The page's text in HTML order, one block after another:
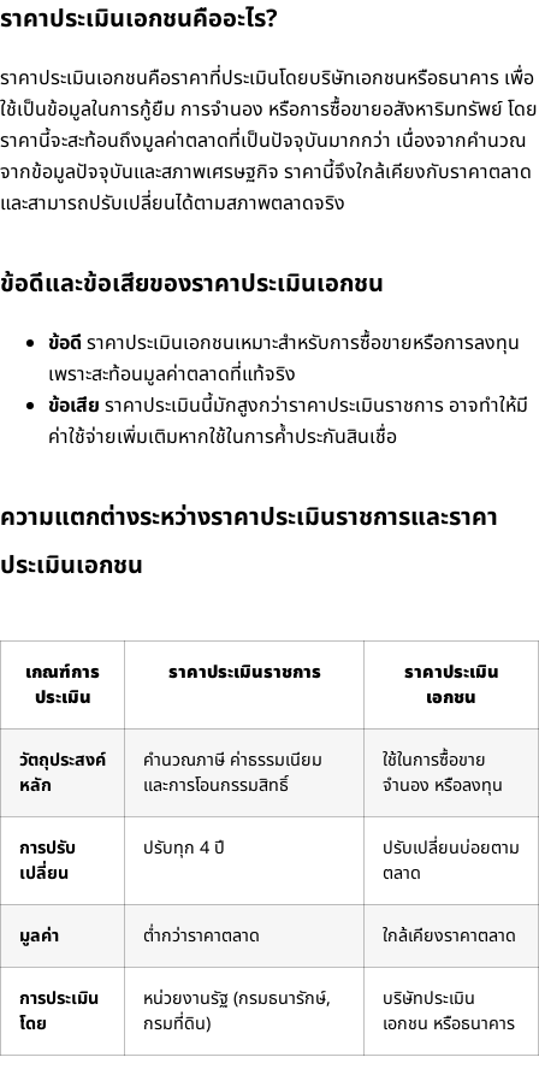
ราคาประเมินเอกชนคืออะไร?
ราคาประเมินเอกชนคือราคาที่ประเมินโดยบริษัทเอกชนหรือธนาคาร เพื่อ
ใช้เป็นข้อมูลในการกู้ยืม การจำนอง หรือการซื้อขายอสังหาริมทรัพย์ โดย
ราคานี้จะสะท้อนถึงมูลค่าตลาดที่เป็นปัจจุบันมากกว่า เนื่องจากคำนวณ
จากข้อมูลปัจจุบันและสภาพเศรษฐกิจ ราคานี้จึงใกล้เคียงกับราคาตลาด
และสามารถปรับเปลี่ยนได้ตามสภาพตลาดจริง
ข้อดีและข้อเสียของราคาประเมินเอกชน
ข้อดี ราคาประเมินเอกชนเหมาะสำหรับการซื้อขายหรือการลงทุน
เพราะสะท้อนมูลค่าตลาดที่แท้จริง
ข้อเสีย ราคาประเมินนี้มักสูงกว่าราคาประเมินราชการ อาจทำให้มี
ค่าใช้จ่ายเพิ่มเติมหากใช้ในการค้ำประกันสินเชื่อ
ความแตกต่างระหว่างราคาประเมินราชการและราคา
ประเมินเอกชน
เกณฑ์การ
ประเมิน
ราคาประเมินราชการ
ราคาประเมิน
เอกชน
วัตถุประสงค์
หลัก
คำนวณภาษี ค่าธรรมเนียม
และการโอนกรรมสิทธิ์
ใช้ในการซื้อขาย
จำนอง หรือลงทุน
การปรับ
เปลี่ยน
ปรับทุก 4 ปี
ปรับเปลี่ยนบ่อยตาม
ตลาด
มูลค่า ต่ำกว่าราคาตลาด ใกล้เคียงราคาตลาด
การประเมิน
โดย
หน่วยงานรัฐ (กรมธนารักษ์,
กรมที่ดิน)
บริษัทประเมิน
เอกชน หรือธนาคาร